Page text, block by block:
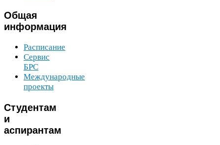
Общая
информация
Расписание
Сервис
БРС
Международные
проекты
Студентам
и
аспирантам